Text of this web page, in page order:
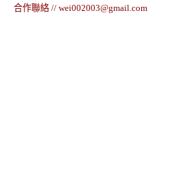
合作聯絡 // wei002003@gmail.com